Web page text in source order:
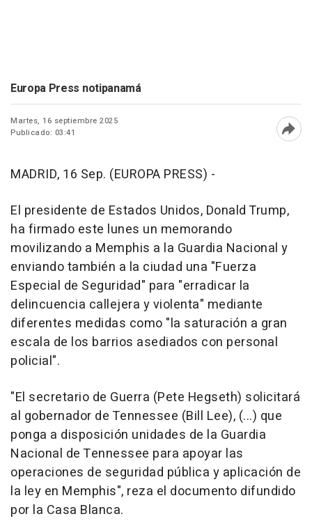
Europa Press notipanamá
Martes, 16 septiembre 2025
Publicado: 03:41
MADRID, 16 Sep. (EUROPA PRESS) -
El presidente de Estados Unidos, Donald Trump,
ha firmado este lunes un memorando
movilizando a Memphis a la Guardia Nacional y
enviando también a la ciudad una "Fuerza
Especial de Seguridad" para "erradicar la
delincuencia callejera y violenta" mediante
diferentes medidas como "la saturación a gran
escala de los barrios asediados con personal
policial".
"El secretario de Guerra (Pete Hegseth) solicitará
al gobernador de Tennessee (Bill Lee), (...) que
ponga a disposición unidades de la Guardia
Nacional de Tennessee para apoyar las
operaciones de seguridad pública y aplicación de
la ley en Memphis", reza el documento difundido
por la Casa Blanca.